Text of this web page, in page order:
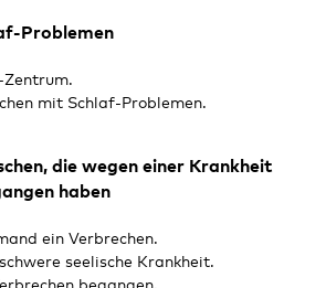
Problemen
mit Schlaf‑Problemen.
die wegen einer Krankheit
haben
ein Verbrechen.
seelische Krankheit.